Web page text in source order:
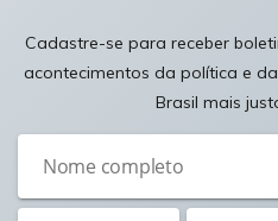
Cadastre-se para receber
acontecimentos da política e
Brasil mais